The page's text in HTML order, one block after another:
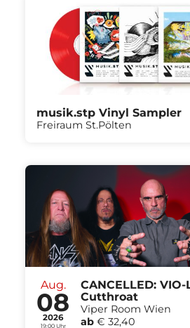
musik.stp Vinyl Sampler
Freiraum St.Pölten
Aug.
08
2026
19:00 Uhr
CANCELLED: VIO-
Cutthroat
Viper Room Wien
ab € 32,40